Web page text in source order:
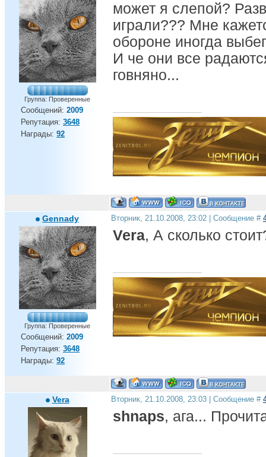
Группа: Проверенные
Сообщений: 2009
Репутация: 3648
Награды: 92
может я слепой?
играли??? Мне
обороне иногда
И че они все
говняно...
Gennady
Группа: Проверенные
Сообщений: 2009
Репутация: 3648
Награды: 92
Вторник, 21.10.2008, 23:02 | Сообщение #
Vera, А сколько
Vera Вторник, 21.10.2008, 23:03 | Сообщение #
shnaps, ага...